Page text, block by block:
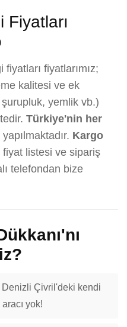
Fiyatları
fiyatlarımız;
kalitesi ve ek
yemlik vb.)
Türkiye'nin her
yapılmaktadır. Kargo
fiyat listesi ve sipariş
telefondan bize
Denizli Çivril'deki kendi
yok!